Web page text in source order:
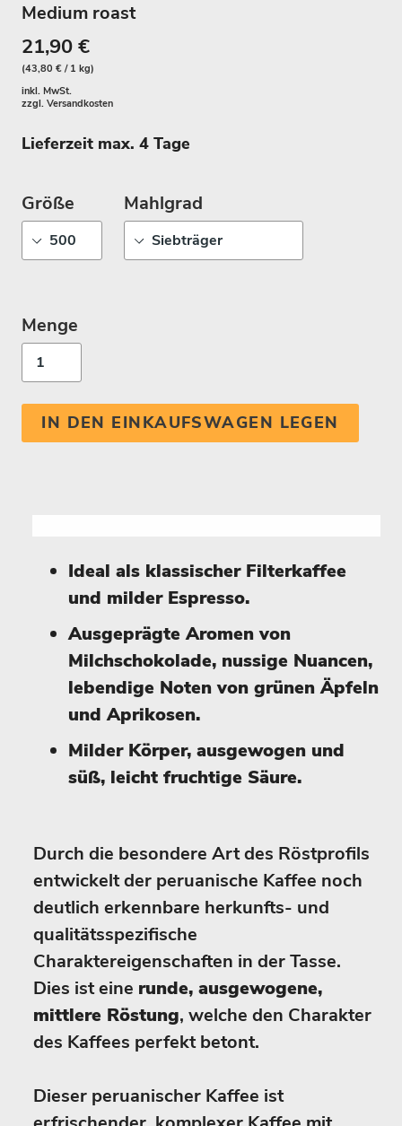
Medium roast
21,90 €
(43,80 € / 1 kg)
inkl. MwSt.
zzgl. Versandkosten
Lieferzeit max. 4 Tage
Größe Mahlgrad
Menge
IN DEN EINKAUFSWAGEN LEGEN
Ideal als klassischer Filterkaffee
und milder Espresso.
Ausgeprägte Aromen von
Milchschokolade, nussige Nuancen,
lebendige Noten von grünen Äpfeln
und Aprikosen.
Milder Körper, ausgewogen und
süß, leicht fruchtige Säure.
Durch die besondere Art des Röstprofils
entwickelt der peruanische Kaffee noch
deutlich erkennbare herkunfts- und
qualitätsspezifische
Charaktereigenschaften in der Tasse.
Dies ist eine runde, ausgewogene,
mittlere Röstung, welche den Charakter
des Kaffees perfekt betont.
Dieser peruanischer Kaffee ist